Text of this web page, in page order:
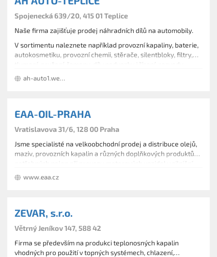
Spojenecká 639/20, 415 01 Teplice
Naše firma zajišťuje prodej náhradních dílů na automobily.
V sortimentu naleznete například provozní kapaliny, baterie,
autokosmetiku, provozní chemii, stěrače, silentbloky, filtry,
spojky, nabíječky, žárovky, ložiska kol, výfuky či katalyzátory.
ah-auto1.webnode.cz
EAA-OIL-PRAHA
Vratislavova 31/6, 128 00 Praha
Jsme specialisté na velkoobchodní prodej a distribuce olejů,
maziv, provozních kapalin a různých doplňkových produktů
dopravě, ale i v rozličných typech strojů v různých
průmyslových odvětvích.
www.eaa.cz
ZEVAR, s.r.o.
Větrný Jeníkov 147, 588 42
Firma se především na produkci teplonosných kapalin
vhodných pro použití v topných systémech, chlazení,